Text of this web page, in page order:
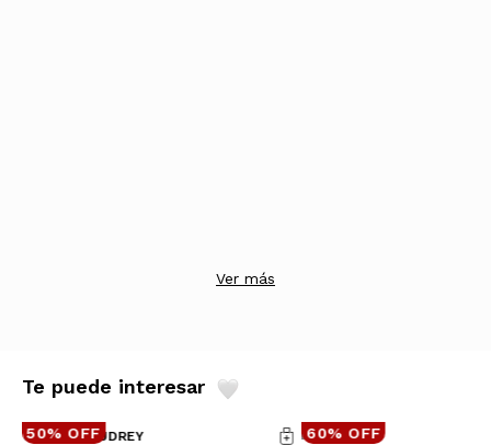
Ver más
Te puede interesar
50% OFF
CHALECO AUDREY
60% OFF